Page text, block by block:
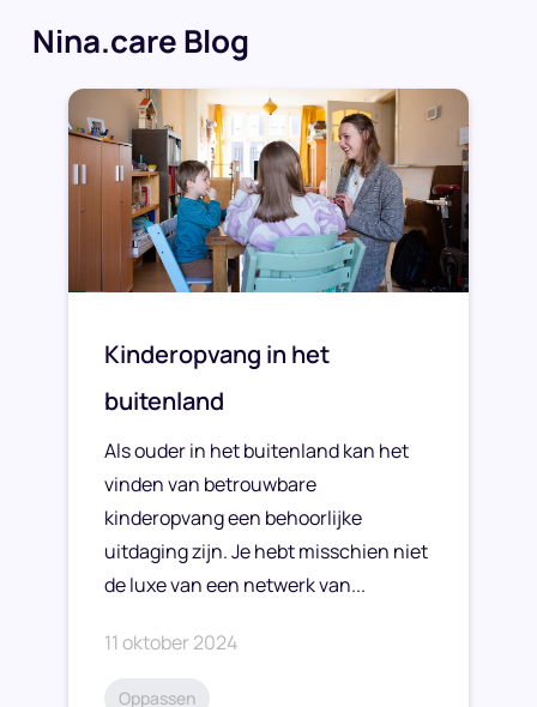
Nina.care Blog
Kinderopvang in het
buitenland
Als ouder in het buitenland kan het
vinden van betrouwbare
kinderopvang een behoorlijke
uitdaging zijn. Je hebt misschien niet
de luxe van een netwerk van...
11 oktober 2024
Oppassen